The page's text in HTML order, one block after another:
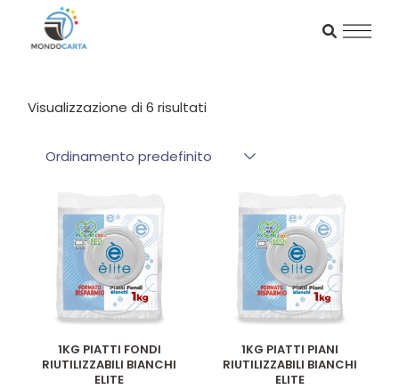
content
Visualizzazione di 6 risultati
Ordinamento predefinito
1KG PIATTI FONDI
RIUTILIZZABILI BIANCHI
ELITE
1KG PIATTI PIANI
RIUTILIZZABILI BIANCHI
ELITE